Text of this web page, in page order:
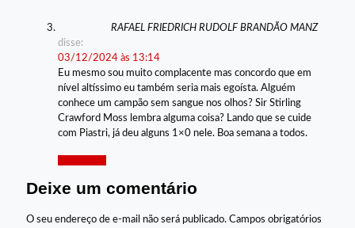
RAFAEL FRIEDRICH RUDOLF BRANDÃO MANZ
disse:
03/12/2024 às 13:14
Eu mesmo sou muito complacente mas concordo que em
nível altíssimo eu também seria mais egoísta. Alguém
conhece um campão sem sangue nos olhos? Sir Stirling
Crawford Moss lembra alguma coisa? Lando que se cuide
com Piastri, já deu alguns 1×0 nele. Boa semana a todos.
Deixe um comentário
O seu endereço de e-mail não será publicado. Campos obrigatórios